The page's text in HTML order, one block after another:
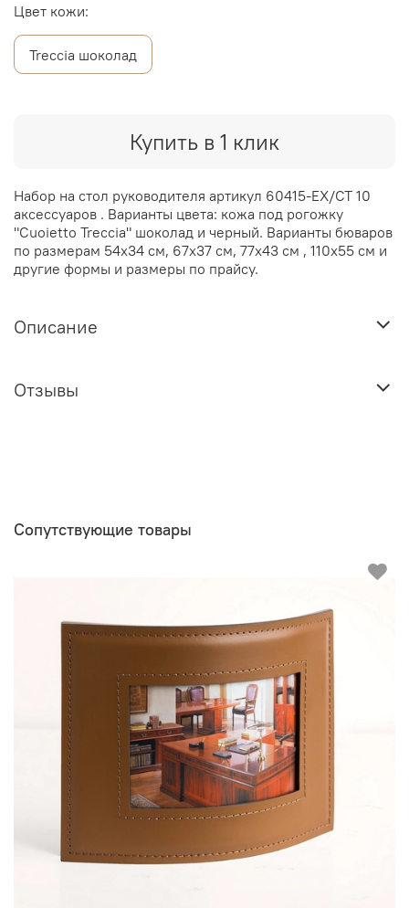
Купить в 1 клик
Цвет кожи:
Treccia шоколад
Набор на стол руководителя артикул 60415-EX/CT 10
аксессуаров . Варианты цвета: кожа под рогожку
"Cuoietto Treccia" шоколад и черный. Варианты бюваров
по размерам 54х34 см, 67х37 см, 77х43 см , 110х55 см и
другие формы и размеры по прайсу.
Описание
Отзывы
Сопутствующие товары